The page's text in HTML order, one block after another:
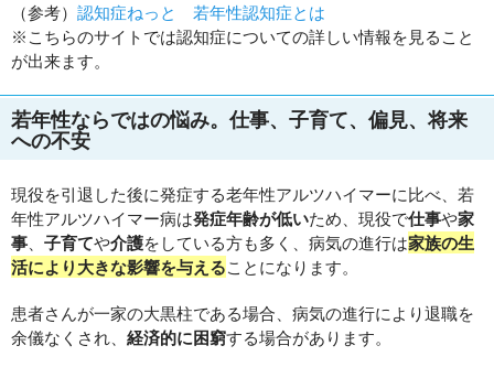
（参考） 認知症ねっと 若年性認知症とは
※こちらのサイトでは認知症についての詳しい情報を見ること
が出来ます。
若年性ならではの悩み。仕事、子育て、偏見、将来
への不安
現役を引退した後に発症する老年性アルツハイマーに比べ、若
年性アルツハイマー病は発症年齢が低いため、現役で仕事や家
事、 子育てや介護をしている方も多く、病気の進行は家族の生
活により大きな影響を与えることになります。
患者さんが一家の大黒柱である場合、病気の進行により退職を
余儀なくされ、 経済的に困窮する場合があります。